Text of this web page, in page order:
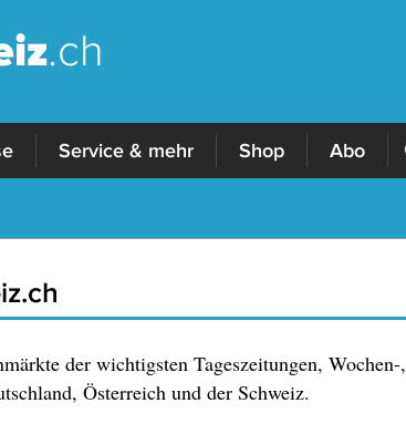
.ch
Service & mehr Shop Abo
der wichtigsten Tageszeitungen, Wochen-,
Österreich und der Schweiz.